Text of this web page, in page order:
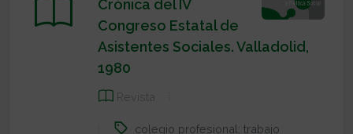
Crónica del IV
Congreso Estatal de
Asistentes Sociales. Valladolid,
1980
Revista
colegio profesional; trabajo